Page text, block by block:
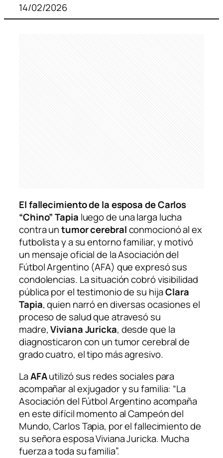
14/02/2026
El fallecimiento de la esposa deCarlos
“Chino” Tapia luego de una larga lucha
contra untumor cerebralconmocionó al ex
futbolista y a su entorno familiar, y motivó
un mensaje oficial de la Asociación del
Fútbol Argentino (AFA) que expresó sus
condolencias. La situación cobró visibilidad
pública por el testimonio de su hijaClara
Tapia, quien narró en diversas ocasiones el
proceso de salud que atravesó su
madre,Viviana Juricka, desde que la
diagnosticaron con un tumor cerebral de
grado cuatro, el tipo más agresivo.
LaAFAutilizó sus redes sociales para
acompañar al exjugador y su familia: “La
Asociación del Fútbol Argentino acompaña
en este difícil momento al Campeón del
Mundo, Carlos Tapia, por el fallecimiento de
su señora esposa Viviana Juricka. Mucha
fuerza a toda su familia”.